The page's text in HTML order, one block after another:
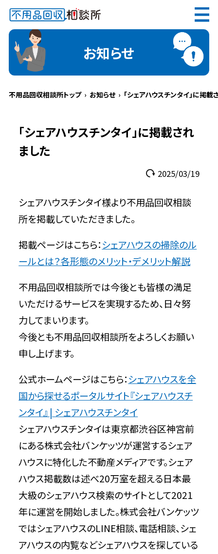
電話で無料お見積り（受付 8:30-17:30）
不用品回収相談所TOP
当社について
サービス
料金
対応エリア
お客様の声
よくある質問
お知らせ
不用品回収相談所トップ お知らせ 「シェアハウスチンタイ」に掲載
「シェアハウスチンタイ」に掲載され
ました
2025/03/19
シェアハウスチンタイ様より不用品回収相談
所を掲載していただきました。
掲載ページはこちら：シェアハウスの掃除のル
ールとは？各形態のメリット・デメリット解説
不用品回収相談所では今後とも皆様の満足
いただけるサービスを実現するため、日々努
力してまいります。
今後とも不用品回収相談所をよろしくお願い
申し上げます。
公式ホームページはこちら：シェアハウスを全
国から探せるポータルサイト『シェアハウスチ
ンタイ』 | シェアハウスチンタイ
シェアハウスチンタイは東京都渋谷区神宮前
にある株式会社バンケッツが運営するシェア
ハウスに特化した不動産メディアです。シェア
ハウス掲載数は述べ20万室を超える日本最
大級のシェアハウス検索のサイトとして2021
年に運営を開始しました。株式会社バンケッツ
ではシェアハウスのLINE相談、電話相談、シェ
アハウスの内覧などシェアハウスを探している